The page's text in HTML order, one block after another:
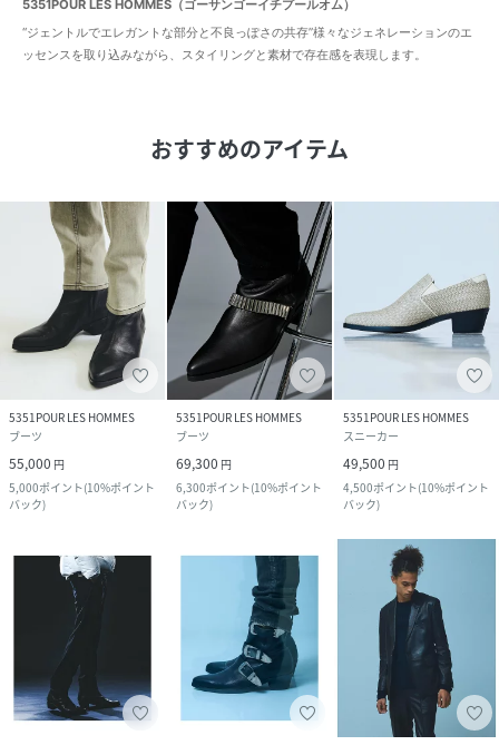
5351POUR LES HOMMES（ゴーサンゴーイチプールオム）
“ジェントルでエレガントな部分と不良っぽさの共存”様々なジェネレーションのエ
ッセンスを取り込みながら、スタイリングと素材で存在感を表現します。
おすすめのアイテム
5351POUR LES HOMMES
ブーツ
55,000 円
5,000ポイント(10%ポイント
バック)
5351POUR LES HOMMES
ブーツ
69,300 円
6,300ポイント(10%ポイント
バック)
5351POUR LES HOMMES
スニーカー
49,500 円
4,500ポイント(10%ポイント
バック)